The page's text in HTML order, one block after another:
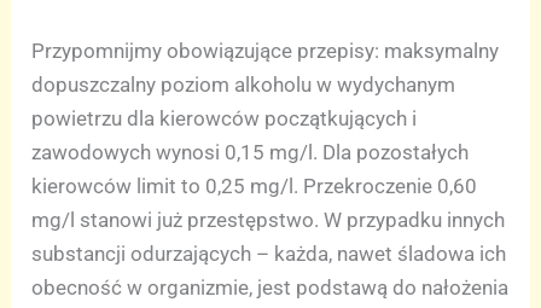
Przypomnijmy obowiązujące przepisy: maksymalny
dopuszczalny poziom alkoholu w wydychanym
powietrzu dla kierowców początkujących i
zawodowych wynosi 0,15 mg/l. Dla pozostałych
kierowców limit to 0,25 mg/l. Przekroczenie 0,60
mg/l stanowi już przestępstwo. W przypadku innych
substancji odurzających – każda, nawet śladowa ich
obecność w organizmie, jest podstawą do nałożenia